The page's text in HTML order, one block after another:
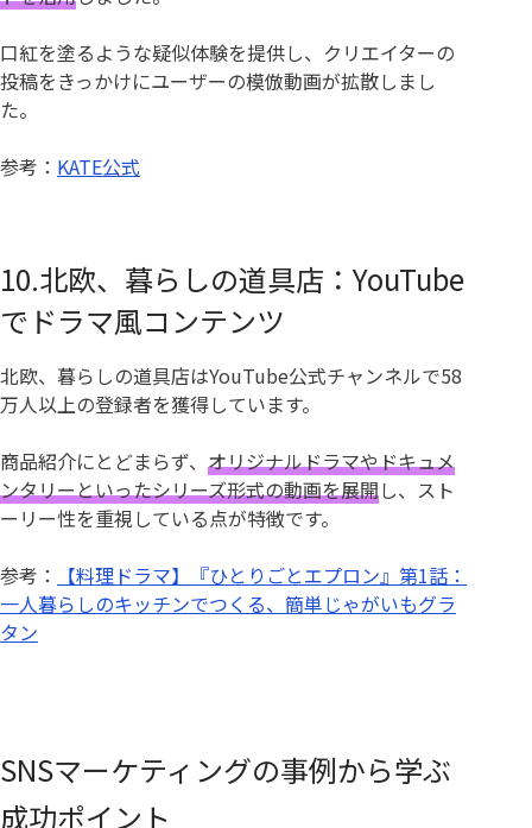
口紅を塗るような疑似体験を提供し、クリエイターの
投稿をきっかけにユーザーの模倣動画が拡散しまし
た。
参考： KATE公式
10.北欧、暮らしの道具店：YouTube
でドラマ風コンテンツ
北欧、暮らしの道具店はYouTube公式チャンネルで58
万人以上の登録者を獲得しています。
商品紹介にとどまらず、 オリジナルドラマやドキュメ
ンタリーといったシリーズ形式の動画を展開し、スト
ーリー性を重視している点が特徴です。
参考：
【料理ドラマ】『ひとりごとエプロン』第1話：
一人暮らしのキッチンでつくる、簡単じゃがいもグラ
タン
SNSマーケティングの事例から学ぶ
成功ポイント